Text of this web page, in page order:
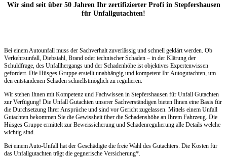
Wir sind seit über 50 Jahren Ihr zertifizierter Profi in Stepfershausen
für Unfallgutachten!
Bei einem Autounfall muss der Sachverhalt zuverlässig und schnell geklärt werden. Ob
Verkehrsunfall, Diebstahl, Brand oder technischer Schaden – in der Klärung der
Schuldfrage, des Unfallhergangs und der Schadenhöhe ist objektives Expertenwissen
gefordert. Die Hüsges Gruppe erstellt unabhängig und kompetent Ihr Autogutachten, um
den entstandenen Schaden schnellstmöglich zu regulieren.
Wir stehen Ihnen mit Kompetenz und Fachwissen in Stepfershausen für Unfall Gutachten
zur Verfügung! Die Unfall Gutachten unserer Sachverständigen bieten Ihnen eine Basis für
die Durchsetzung Ihrer Ansprüche und sind vor Gericht zugelassen. Mittels einem Unfall
Gutachten bekommen Sie die Gewissheit über die Schadenshöhe an Ihrem Fahrzeug. Die
Hüsges Gruppe ermittelt zur Beweissicherung und Schadenregulierung alle Details welche
wichtig sind.
Bei einem Auto-Unfall hat der Geschädigte die freie Wahl des Gutachters. Die Kosten für
das Unfallgutachten trägt die gegnerische Versicherung*.